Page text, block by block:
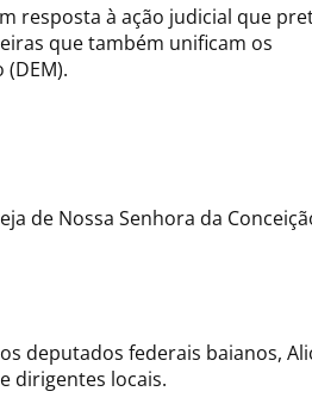
resposta à ação judicial que
que também unificam os
de Nossa Senhora da
deputados federais baianos,
dirigentes locais.